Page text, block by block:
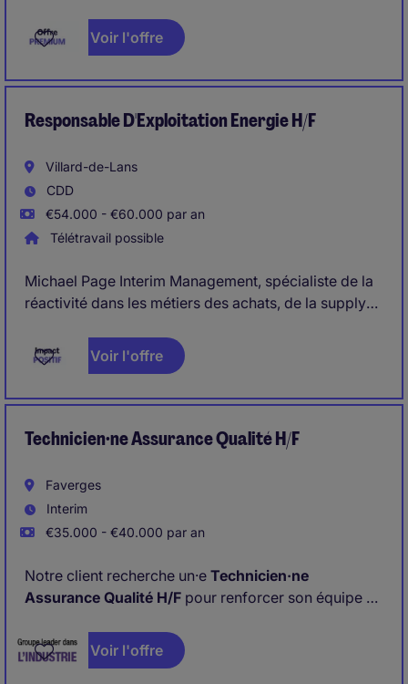
stratégie et opérationnalité. En tant que Responsable
QHSE, il/elle garantit la maîtrise des processus,
France
Voir l'offre
Responsable D'Exploitation Energie H/F
Villard-de-Lans
CDD
€54.000 - €60.000 par an
Télétravail possible
Michael Page Interim Management, spécialiste de la
réactivité dans les métiers des achats, de la supply
direction générale, Direction des Achats, Direction
Supply Chain, Direction des Opérations, Direction
Voir l'offre
Technicien·ne Assurance Qualité H/F
Faverges
Interim
€35.000 - €40.000 par an
Notre client recherche un·e Technicien·ne
Assurance Qualité H/F pour renforcer son équipe à
manufacturières et Production
Voir l'offre